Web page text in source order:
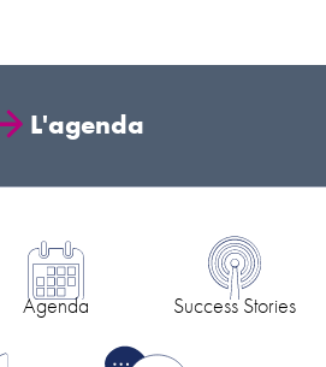
L'agenda
Agenda Success Stories